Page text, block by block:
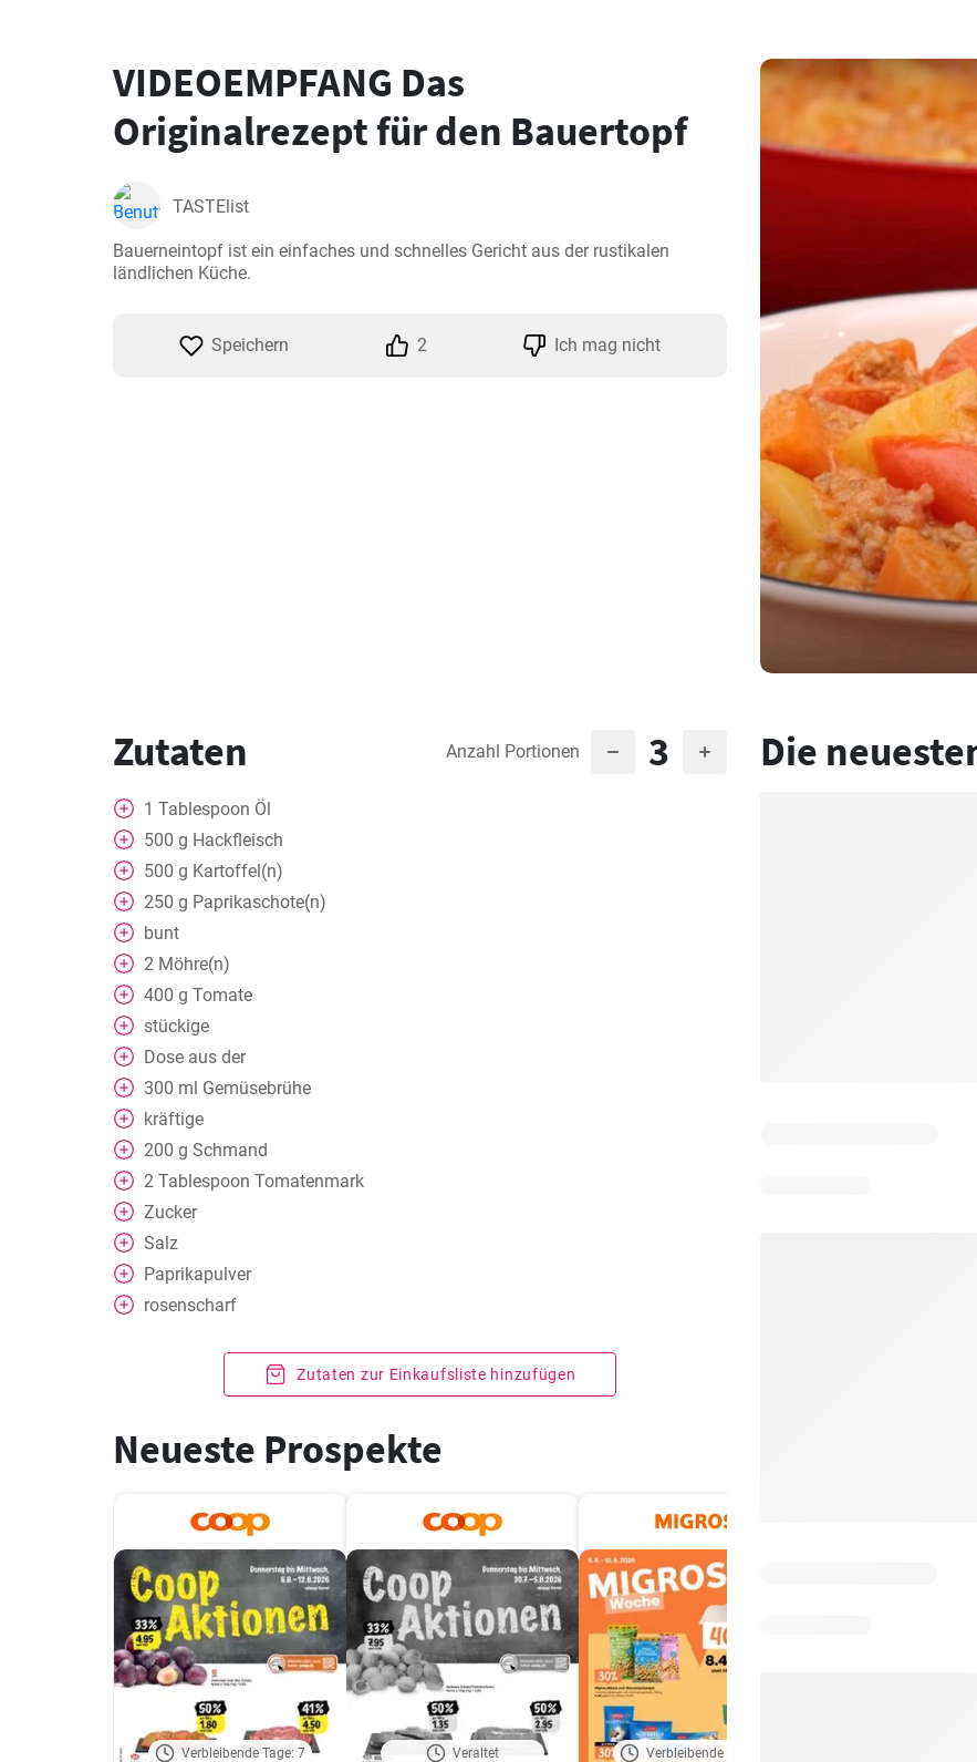
VIDEOEMPFANG Das
Originalrezept für den Bauertopf
TASTElist
Bauerneintopf ist ein einfaches und schnelles Gericht aus der rustikalen
ländlichen Küche.
Speichern 2 Ich mag nicht
Zutaten Anzahl Portionen 3
1 Tablespoon Öl
500 g Hackfleisch
500 g Kartoffel(n)
250 g Paprikaschote(n)
bunt
2 Möhre(n)
400 g Tomate
stückige
Dose aus der
300 ml Gemüsebrühe
kräftige
200 g Schmand
2 Tablespoon Tomatenmark
Zucker
Salz
Paprikapulver
rosenscharf
Zutaten zur Einkaufsliste hinzufügen
Neueste Prospekte
Verbleibende Tage: 7 Veraltet Verbleibende Tage: 7
Die